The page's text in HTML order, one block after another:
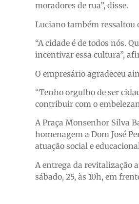
moradores de rua”, disse.
Luciano também ressaltou
“A cidade é de todos nós.
incentivar essa cultura”,
O empresário agradeceu
“Tenho orgulho de ser
contribuir com o
A Praça Monsenhor Silva
homenagem a Dom José
atuação social e
A entrega da revitalização
sábado, 25, às 10h, em